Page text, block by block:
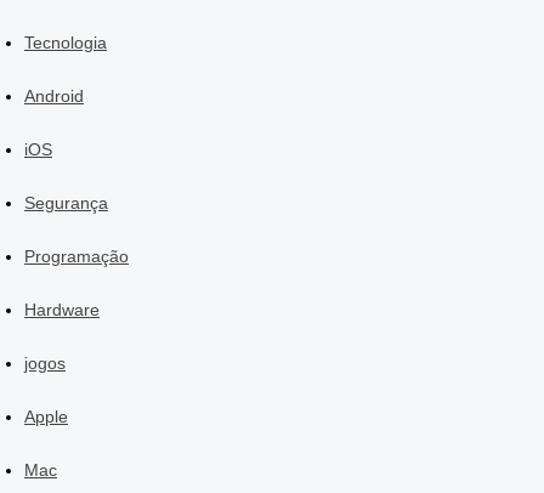
Tecnologia
Android
iOS
Segurança
Programação
Hardware
jogos
Apple
Mac